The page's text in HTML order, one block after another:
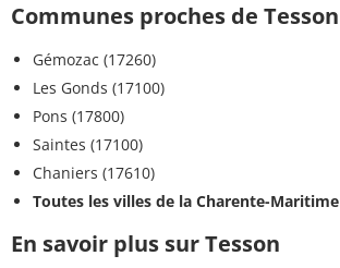
Communes proches de Tesson
Gémozac (17260)
Les Gonds (17100)
Pons (17800)
Saintes (17100)
Chaniers (17610)
Toutes les villes de la Charente-Maritime
En savoir plus sur Tesson